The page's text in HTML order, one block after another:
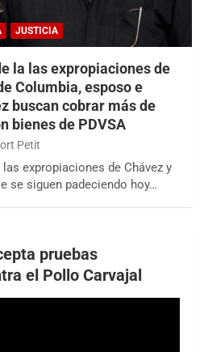
JUSTICIA
la las expropiaciones de
Columbia, esposo e
buscan cobrar más de
bienes de PDVSA
Petit
expropiaciones de Chávez y
se siguen padeciendo hoy…
pruebas
el Pollo Carvajal